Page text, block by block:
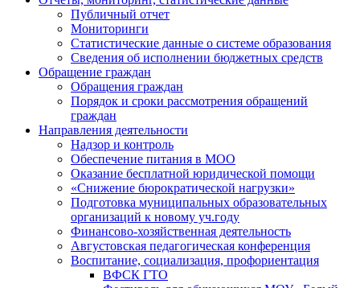
Публичный отчет
Мониторинги
Статистические данные о системе образования
Сведения об исполнении бюджетных средств
Обращение граждан
Обращения граждан
Порядок и сроки рассмотрения обращений
граждан
Направления деятельности
Надзор и контроль
Обеспечение питания в МОО
Оказание бесплатной юридической помощи
«Снижение бюрократической нагрузки»
Подготовка муниципальных образовательных
организаций к новому уч.году
Финансово-хозяйственная деятельность
Августовская педагогическая конференция
Воспитание, социализация, профориентация
ВФСК ГТО